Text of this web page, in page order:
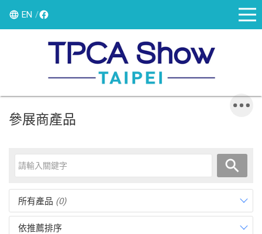
EN
參展商產品
所有產品 (0)
依推薦排序